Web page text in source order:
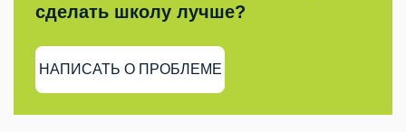
сделать школу лучше?
НАПИСАТЬ О ПРОБЛЕМЕ